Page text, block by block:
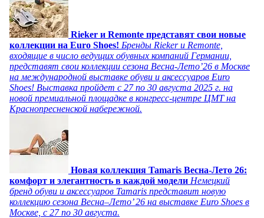
Rieker и Remonte представят свои новые
коллекции на Euro Shoes! Бренды Rieker и Remonte,
входящие в число ведущих обувных компаний Германии,
представят свои коллекции сезона Весна-Лето’26 в Москве
на международной выставке обуви и аксессуаров Euro
Shoes! Выставка пройдет c 27 по 30 августа 2025 г. на
новой премиальной площадке в конгресс-центре ЦМТ на
Краснопресненской набережной.
Новая коллекция Tamaris Весна-Лето 26:
комфорт и элегантность в каждой модели Немецкий
бренд обуви и аксессуаров Tamaris представит новую
коллекцию сезона Весна–Лето’ 26 на выставке Euro Shoes в
Москве, с 27 по 30 августа.